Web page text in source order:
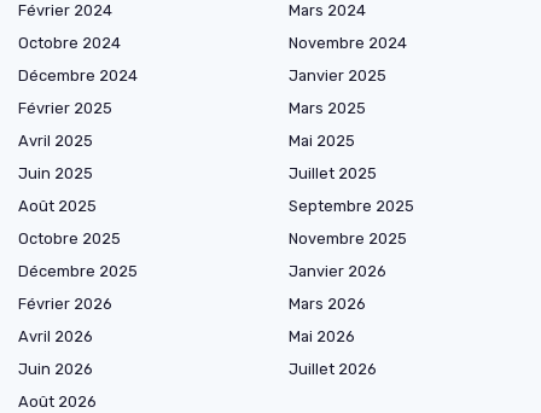
Février 2024
Mars 2024
Octobre 2024
Novembre 2024
Décembre 2024
Janvier 2025
Février 2025
Mars 2025
Avril 2025
Mai 2025
Juin 2025
Juillet 2025
Août 2025
Septembre 2025
Octobre 2025
Novembre 2025
Décembre 2025
Janvier 2026
Février 2026
Mars 2026
Avril 2026
Mai 2026
Juin 2026
Juillet 2026
Août 2026